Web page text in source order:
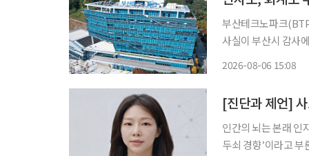
부산테크노파크
사실이 부산시 감사
2026-08-06 15:08
[진단과 제언]
인간의 뇌는 본래 인
두쇠 경향’이라고 부른다.